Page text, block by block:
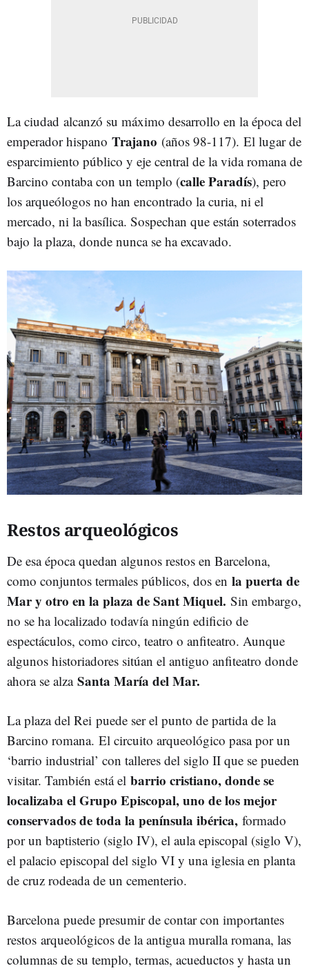
La ciudad alcanzó su máximo desarrollo en la época del
emperador hispano Trajano (años 98-117). El lugar de
esparcimiento público y eje central de la vida romana de
Barcino contaba con un templo (calle Paradís), pero
los arqueólogos no han encontrado la curia, ni el
mercado, ni la basílica. Sospechan que están soterrados
bajo la plaza, donde nunca se ha excavado.
Restos arqueológicos
De esa época quedan algunos restos en Barcelona,
como conjuntos termales públicos, dos en la puerta de
Mar y otro en la plaza de Sant Miquel. Sin embargo,
no se ha localizado todavía ningún edificio de
espectáculos, como circo, teatro o anfiteatro. Aunque
algunos historiadores sitúan el antiguo anfiteatro donde
ahora se alza Santa María del Mar.
La plaza del Rei puede ser el punto de partida de la
Barcino romana. El circuito arqueológico pasa por un
‘barrio industrial’ con talleres del siglo II que se pueden
visitar. También está el barrio cristiano, donde se
localizaba el Grupo Episcopal, uno de los mejor
conservados de toda la península ibérica, formado
por un baptisterio (siglo IV), el aula episcopal (siglo V),
el palacio episcopal del siglo VI y una iglesia en planta
de cruz rodeada de un cementerio.
Barcelona puede presumir de contar con importantes
restos arqueológicos de la antigua muralla romana, las
columnas de su templo, termas, acueductos y hasta un